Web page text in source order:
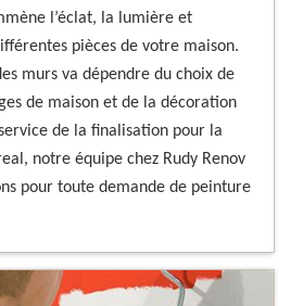
l’éclat, la lumière et
pièces de votre maison.
murs va dépendre du choix de
de maison et de la décoration
de la finalisation pour la
notre équipe chez Rudy Renov
pour toute demande de peinture